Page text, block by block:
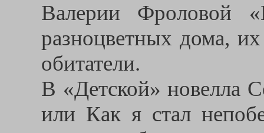
Валерии Фроловой
разноцветных дома,
обитатели.
В «Детской» новелла
или Как я стал